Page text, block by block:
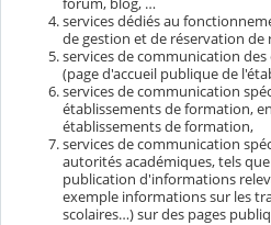
services dédiés au
de gestion et de réservation de
services de communication
(page d'accueil publique de
services de communication
établissements de formation,
établissements de formation,
services de communication
autorités académiques, tels
publication d'informations
exemple informations sur les
scolaires…) sur des pages